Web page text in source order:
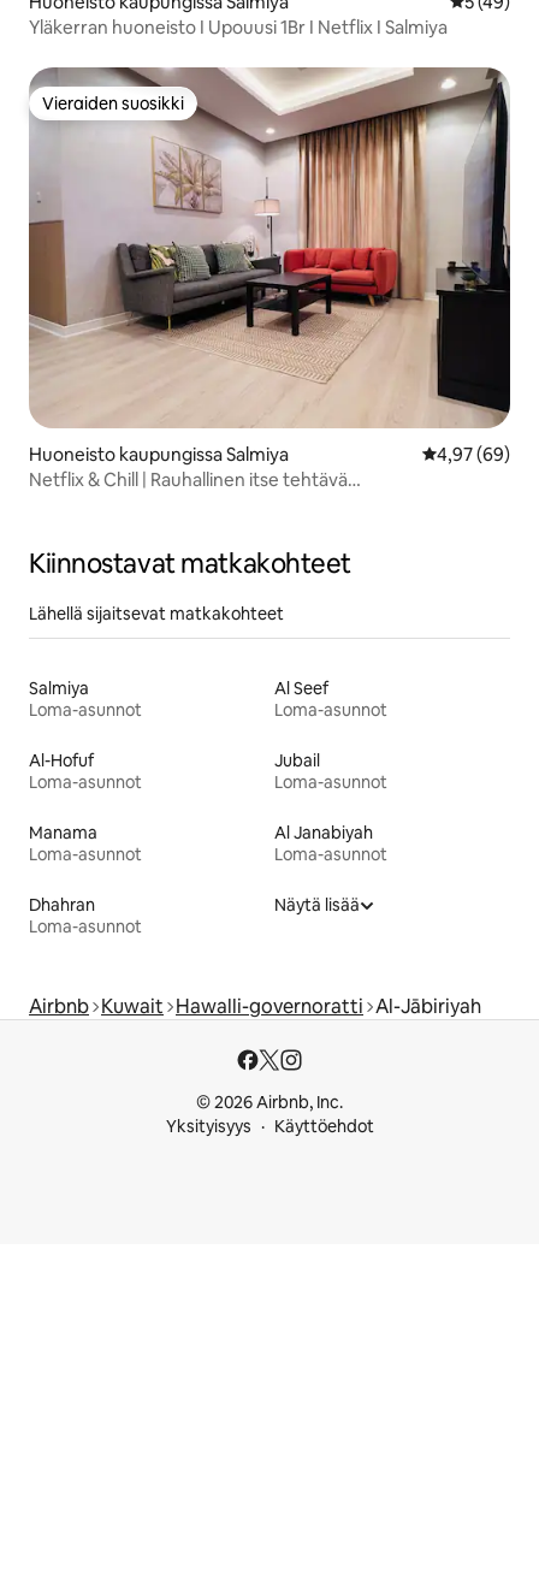
Yläkerran huoneisto I Upouusi 1Br I Netflix I Salmiya
Vieraiden suosikki
Vieraiden suosikki
Huoneisto kaupungissa Salmiya
4,97 (69)
Netflix & Chill | Rauhallinen itse tehtävä
Kiinnostavat matkakohteet
Lähellä sijaitsevat matkakohteet
Salmiya
Loma-asunnot
Al Seef
Loma-asunnot
Al-Hofuf
Loma-asunnot
Jubail
Loma-asunnot
Manama
Loma-asunnot
Al Janabiyah
Loma-asunnot
Dhahran
Loma-asunnot
Näytä lisää
Airbnb Kuwait Hawalli-governoratti Al-Jābiriyah
© 2026 Airbnb, Inc.
Yksityisyys
Käyttöehdot